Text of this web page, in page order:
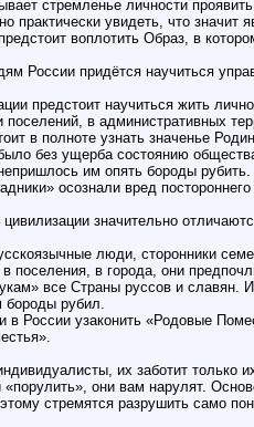
стремленье личности
практически увидеть, что
воплотить Образ, в
России придётся научиться
предстоит научиться жить
поселений, в административных
в полноте узнать значенье
без ущерба состоянию
им опять бороды рубить.
осознали вред
цивилизации значительно
люди, сторонники
поселения, в города, они
все Страны руссов и славян.
бороды рубил.
в России узаконить «Родовые
их заботит только
они вам нарулят.
стремятся разрушить само